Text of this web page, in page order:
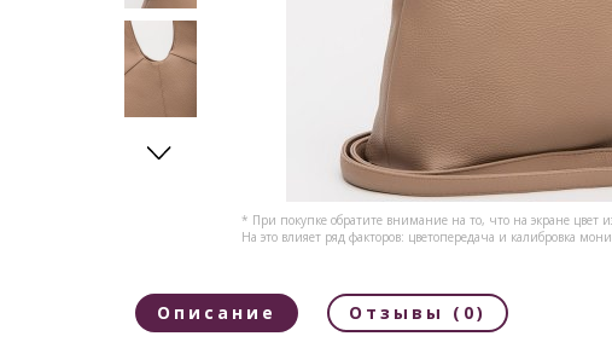
* При покупке обратите внимание на то, что на экране цвет
На это влияет ряд факторов: цветопередача и калибровка
Описание Отзывы (0)